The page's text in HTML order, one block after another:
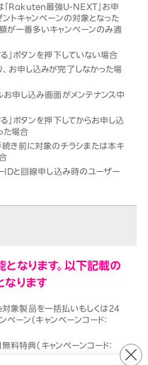
「Rakuten最強U-NEXT」お申
トキャンペーンの対象となった
が一番多いキャンペーンのみ適
」ボタンを押下していない場合
お申し込みが完了しなかった場
申し込み画面がメンテナンス中
」ボタンを押下してからお申し込
た場合
き前に対象のチラシまたは本キ
IDと回線申し込み時のユーザー
なります。以下記載の
なります
象製品を一括払いもしくは24
ーン（キャンペーンコード：
料特典（キャンペーンコード：